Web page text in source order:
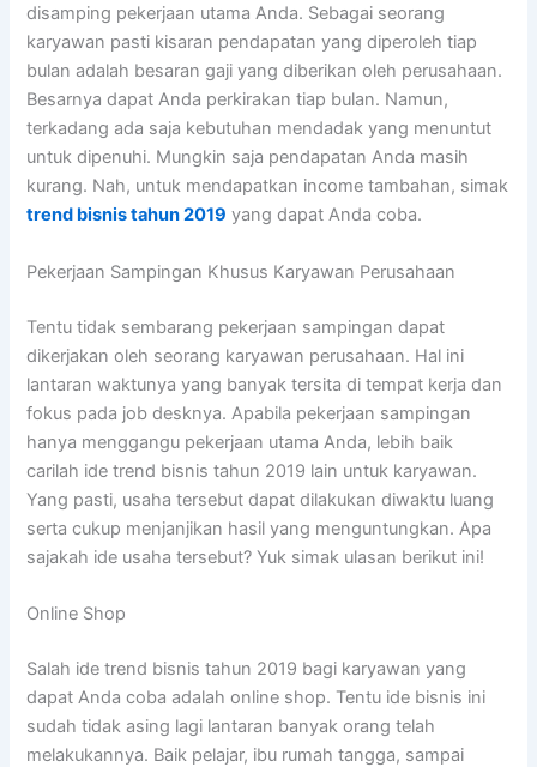
disamping pekerjaan utama Anda. Sebagai seorang
karyawan pasti kisaran pendapatan yang diperoleh tiap
bulan adalah besaran gaji yang diberikan oleh perusahaan.
Besarnya dapat Anda perkirakan tiap bulan. Namun,
terkadang ada saja kebutuhan mendadak yang menuntut
untuk dipenuhi. Mungkin saja pendapatan Anda masih
kurang. Nah, untuk mendapatkan income tambahan, simak
trend bisnis tahun 2019 yang dapat Anda coba.
Pekerjaan Sampingan Khusus Karyawan Perusahaan
Tentu tidak sembarang pekerjaan sampingan dapat
dikerjakan oleh seorang karyawan perusahaan. Hal ini
lantaran waktunya yang banyak tersita di tempat kerja dan
fokus pada job desknya. Apabila pekerjaan sampingan
hanya menggangu pekerjaan utama Anda, lebih baik
carilah ide trend bisnis tahun 2019 lain untuk karyawan.
Yang pasti, usaha tersebut dapat dilakukan diwaktu luang
serta cukup menjanjikan hasil yang menguntungkan. Apa
sajakah ide usaha tersebut? Yuk simak ulasan berikut ini!
Online Shop
Salah ide trend bisnis tahun 2019 bagi karyawan yang
dapat Anda coba adalah online shop. Tentu ide bisnis ini
sudah tidak asing lagi lantaran banyak orang telah
melakukannya. Baik pelajar, ibu rumah tangga, sampai